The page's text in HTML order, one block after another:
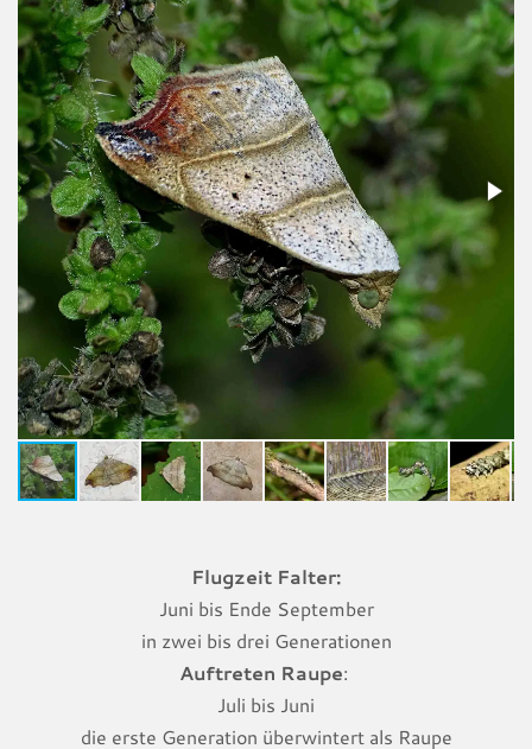
Flugzeit Falter:
Juni bis Ende September
in zwei bis drei Generationen
Auftreten Raupe:
Juli bis Juni
die erste Generation überwintert als Raupe